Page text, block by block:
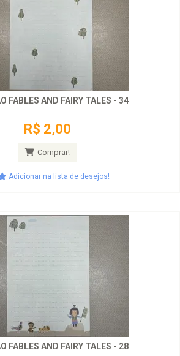
FABLES AND FAIRY TALES - 34
R$ 2,00
Comprar!
Adicionar na lista de desejos!
FABLES AND FAIRY TALES - 28